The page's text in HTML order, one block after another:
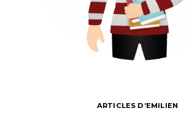
ARTICLES D’EMILIEN